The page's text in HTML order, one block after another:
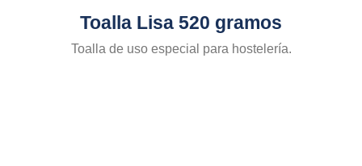
Toalla Lisa 520 gramos
Toalla de uso especial para hostelería.